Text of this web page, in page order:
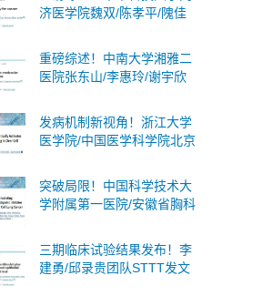
制、生物学意义及临床意义
济医学院魏双/陈孝平/隗佳
从T细胞到干细胞的全面突
破与未来展望
重磅综述！中南大学湘雅二
医院张东山/李惠玲/谢宇欣
碍综合征：分子机制与治疗
策略
发病机制新视角！浙江大学
医学院/中国医学科学院北京
在诊断标志物和治疗靶点
突破局限！中国科学技术大
学附属第一医院/安徽省胸科
癌广泛适用且无创的策略
三期临床试验结果发布！李
建勇/邱录贵团队STTT发文